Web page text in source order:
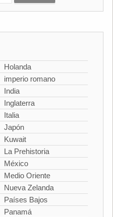
Holanda
imperio romano
India
Inglaterra
Italia
Japón
Kuwait
La Prehistoria
México
Medio Oriente
Nueva Zelanda
Países Bajos
Panamá